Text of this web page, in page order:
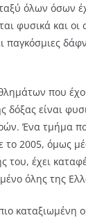
όλων όσων
φυσικά και οι
παγκόσμιες
που
δόξας είναι
Ένα τμήμα
το 2005, όμως
του, έχει
όλης της
καταξιωμένη